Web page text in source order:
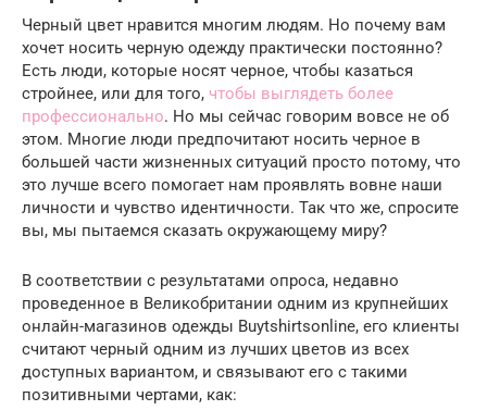
Черный цвет нравится многим людям. Но почему вам
хочет носить черную одежду практически постоянно?
Есть люди, которые носят черное, чтобы казаться
стройнее, или для того, чтобы выглядеть более
профессионально. Но мы сейчас говорим вовсе не об
этом. Многие люди предпочитают носить черное в
большей части жизненных ситуаций просто потому, что
это лучше всего помогает нам проявлять вовне наши
личности и чувство идентичности. Так что же, спросите
вы, мы пытаемся сказать окружающему миру?
В соответствии с результатами опроса, недавно
проведенное в Великобритании одним из крупнейших
онлайн-магазинов одежды Buytshirtsonline, его клиенты
считают черный одним из лучших цветов из всех
доступных вариантом, и связывают его с такими
позитивными чертами, как: